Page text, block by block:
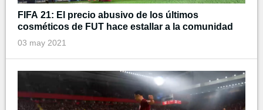
FIFA 21: El precio abusivo de los últimos
cosméticos de FUT hace estallar a la comunidad
03 may 2021